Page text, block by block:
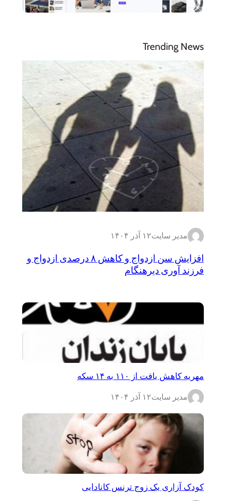
Trending News
مدیر سایت۱۲ آذر ۱۴۰۴
افزایش سن ازدواج و کاهش ۸ درصدی ازدواج و
فرزند آوری دیرهنگام
مهریه کاهش یافت از ۱۱۰ به ۱۴ سکه
مدیر سایت۱۲ آذر ۱۴۰۴
کودک آزاری یک زوج ترنس کانادایی